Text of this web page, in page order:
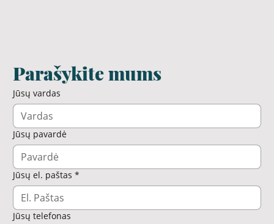
Parašykite mums
Jūsų vardas
Jūsų pavardė
Jūsų el. paštas *
Jūsų telefonas